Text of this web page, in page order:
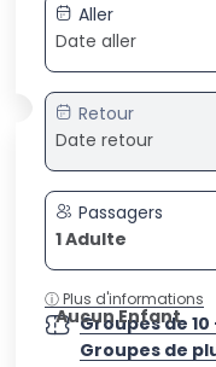
Aller
Retour
Passagers
1 Adulte
Aucun Enfant
ⓘ Plus d'informations
Groupes de
Groupes de